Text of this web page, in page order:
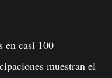
en casi 100
muestran el